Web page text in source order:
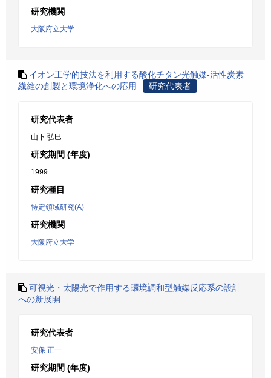
研究機関
大阪府立大学
イオン工学的技法を利用する酸化チタン光触媒-活性炭素
繊維の創製と環境浄化への応用
研究代表者
研究代表者
山下 弘巳
研究期間 (年度)
1999
研究種目
特定領域研究(A)
研究機関
大阪府立大学
可視光・太陽光で作用する環境調和型触媒反応系の設計
への新展開
研究代表者
安保 正一
研究期間 (年度)